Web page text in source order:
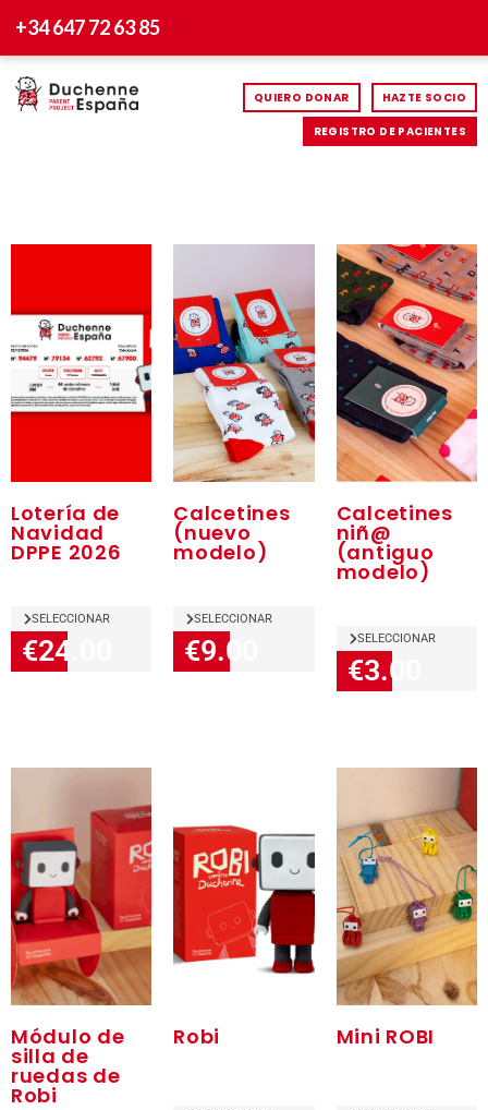
+34 647 72 63 85
QUIERO DONAR HAZTE SOCIO
REGISTRO DE PACIENTES
Lotería de
Navidad
DPPE 2026
SELECCIONAR
€24.00
Calcetines
(nuevo
modelo)
SELECCIONAR
€9.00
Calcetines
niñ@
(antiguo
modelo)
SELECCIONAR
€3.00
Módulo de
silla de
ruedas de
Robi
Robi Mini ROBI